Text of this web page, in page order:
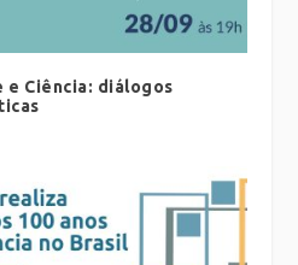
e Ciência: diálogos